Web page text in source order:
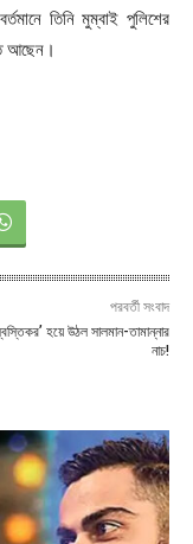
তিনি মুম্বাই পুলিশের
আছেন।
পরবর্তী সংবাদ
হয়ে উঠল সালমান-তামান্নার
নাচ!